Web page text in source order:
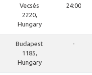
Vecsés
2220,
Hungary
24:00
Budapest
1185,
Hungary
-